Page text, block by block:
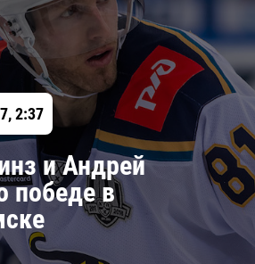
2:37
и Андрей
победе в